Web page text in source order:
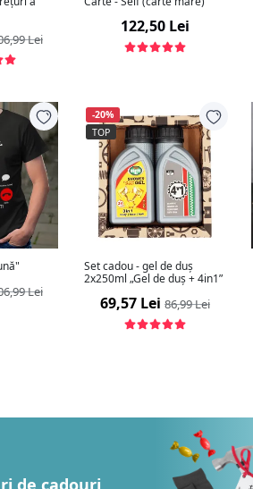
Lei
122,50 Lei
Lei
-20%
TOP
Set cadou - gel de duș
2x250ml „Gel de duș + 4in1”
69,57 Lei 86,99 Lei
de cadouri